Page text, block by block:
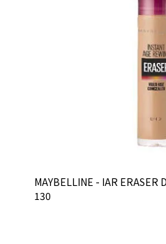
MAYBELLINE - IAR ERASER
130